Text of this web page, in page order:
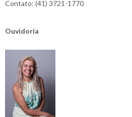
Contato: (41) 3721-1770
Ouvidoria